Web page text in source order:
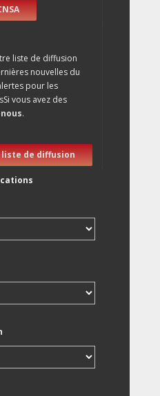
liste de diffusion
nouvelles du
pour les
vous avez des
.
de diffusion